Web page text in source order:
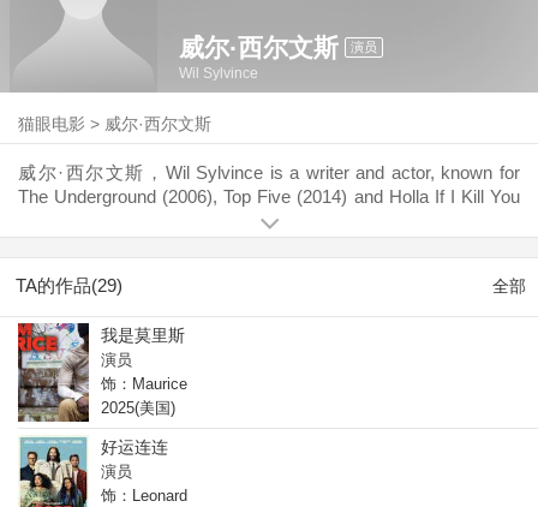
威尔·西尔文斯 演员
Wil Sylvince
猫眼电影 > 威尔·西尔文斯
威尔·西尔文斯，Wil Sylvince is a writer and actor, known for
The Underground (2006), Top Five (2014) and Holla If I Kill You
TA的作品(29) 全部
我是莫里斯
演员
饰：Maurice
2025(美国)
好运连连
演员
饰：Leonard